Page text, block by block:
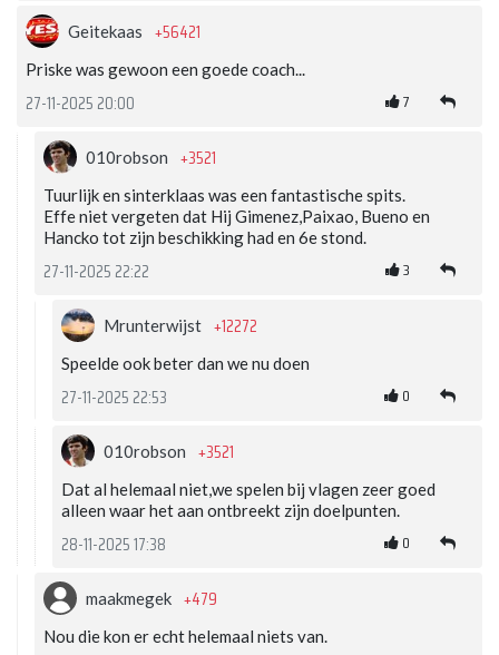
Geitekaas +56421
Priske was gewoon een goede coach...
27-11-2025 20:00 7
010robson +3521
Tuurlijk en sinterklaas was een fantastische spits.
Effe niet vergeten dat Hij Gimenez,Paixao, Bueno en
Hancko tot zijn beschikking had en 6e stond.
27-11-2025 22:22 3
Mrunterwijst +12272
Speelde ook beter dan we nu doen
27-11-2025 22:53 0
010robson +3521
Dat al helemaal niet,we spelen bij vlagen zeer goed
alleen waar het aan ontbreekt zijn doelpunten.
28-11-2025 17:38 0
maakmegek +479
Nou die kon er echt helemaal niets van.